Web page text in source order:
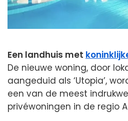
Een landhuis met
De nieuwe woning, door
aangeduid als ‘Utopia’,
een van de meest
privéwoningen in de regio